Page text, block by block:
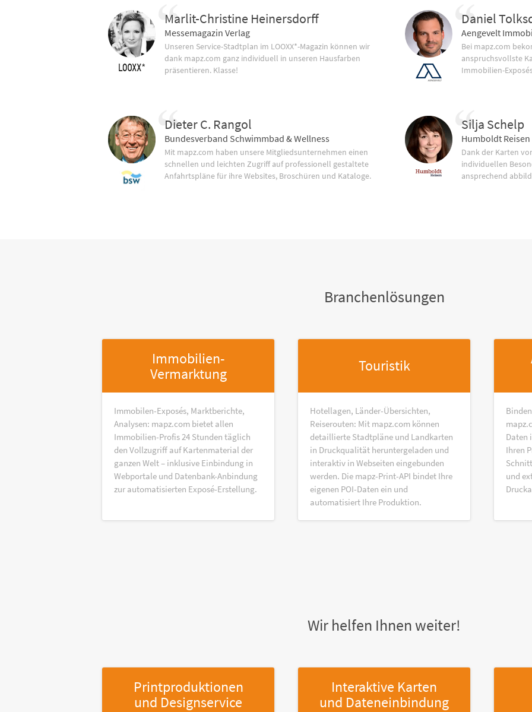
Marlit-Christine Heinersdorff
Messemagazin Verlag
Unseren Service-Stadtplan im LOOXX*-Magazin können wir
dank mapz.com ganz individuell in unseren Hausfarben
präsentieren. Klasse!
Dieter C. Rangol
Bundesverband Schwimmbad & Wellness
Mit mapz.com haben unsere Mitgliedsunternehmen einen
schnellen und leichten Zugriff auf professionell gestaltete
Anfahrtspläne für ihre Websites, Broschüren und Kataloge.
Daniel
Aengevelt
Bei mapz.com
anspruchsvollste
Immobilien-
Silja Schelp
Humboldt Reisen
Dank der Karten
individuellen
ansprechend
Branchenlösungen
Immobilien-
Vermarktung
Immobilen-Exposés, Marktberichte,
Analysen: mapz.com bietet allen
Immobilien-Profis 24 Stunden täglich
den Vollzugriff auf Kartenmaterial der
ganzen Welt – inklusive Einbindung in
Webportale und Datenbank-Anbindung
zur automatisierten Exposé-Erstellung.
Touristik
Hotellagen, Länder-Übersichten,
Reiserouten: Mit mapz.com können
detaillierte Stadtpläne und Landkarten
in Druckqualität heruntergeladen und
interaktiv in Webseiten eingebunden
werden. Die mapz-Print-API bindet Ihre
eigenen POI-Daten ein und
automatisiert Ihre Produktion.
Daten
Ihren
und
Wir helfen Ihnen weiter!
Printproduktionen
und Designservice
Interaktive Karten
und Dateneinbindung